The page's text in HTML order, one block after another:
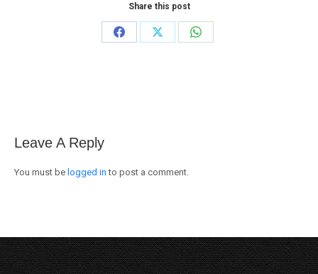
Share this post
Share
Share
Share
Leave A Reply
You must be logged in to post a comment.